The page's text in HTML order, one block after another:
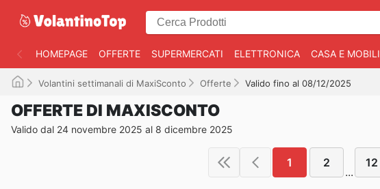
HOMEPAGE OFFERTE SUPERMERCATI ELETTRONICA CASA E MOBILI
Volantini settimanali di MaxiSconto Offerte Valido fino al 08/12/2025
OFFERTE DI MAXISCONTO
Valido dal 24 novembre 2025 al 8 dicembre 2025
1 2
...
12